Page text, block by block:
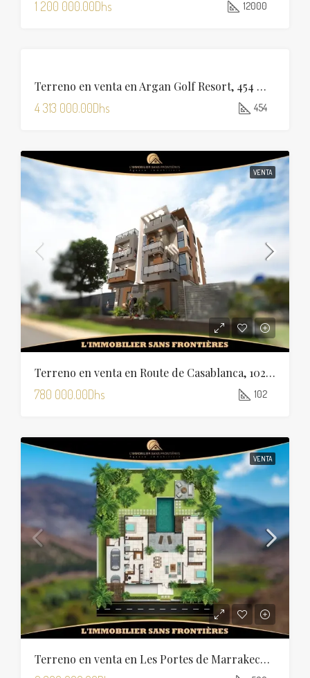
1 200 000.00Dhs 12000
Terreno en venta en Argan Golf Resort, 454 m², Marrakech
4 313 000.00Dhs 454
VENTA
Terreno en venta en Route de Casablanca, 102 m², Marrakech
780 000.00Dhs 102
VENTA
Terreno en venta en Les Portes de Marrakech, 590 m², Marrakech